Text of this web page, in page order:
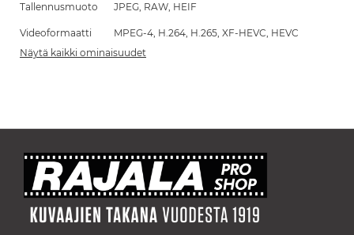
Tallennusmuoto JPEG, RAW, HEIF
Videoformaatti
MPEG-4, H.264, H.265, XF-HEVC, HEVC
Näytä kaikki ominaisuudet